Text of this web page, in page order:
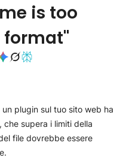
is too
format"
plugin sul tuo sito web ha
che supera i limiti della
file dovrebbe essere